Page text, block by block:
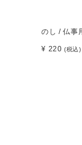
のし / 仏事
¥ 220(税込)